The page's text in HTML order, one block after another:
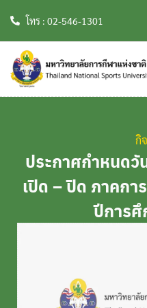
โทร : 02-546-1301
กิ
ประกาศกำหนดวั
เปิด – ปิด ภาคกา
ปีการศึ